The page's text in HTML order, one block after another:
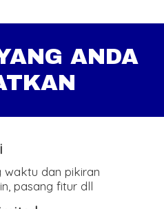
ANDA
waktu dan pikiran
pasang fitur dll